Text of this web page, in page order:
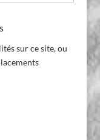
sur ce site, ou